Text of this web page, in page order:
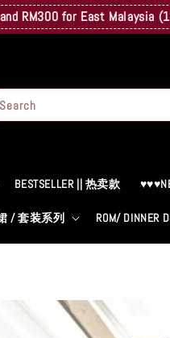
for East Malaysia (1st
Search
BESTSELLER || 热卖款
/ 套装系列 ROM/ DINNER